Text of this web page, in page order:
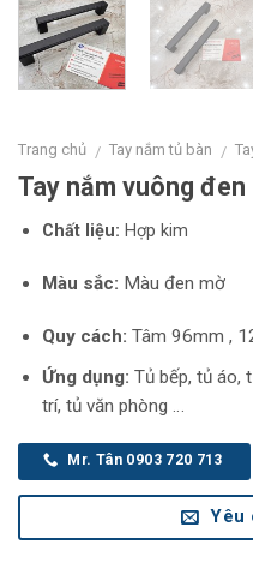
Trang chủ / Tay nắm tủ bàn /
Tay nắm vuông đen
Chất liệu: Hợp kim
Màu sắc: Màu đen mờ
Quy cách: Tâm 96mm ,
Ứng dụng: Tủ bếp, tủ áo,
trí, tủ văn phòng …
Mr. Tân 0903 720 713
Yêu